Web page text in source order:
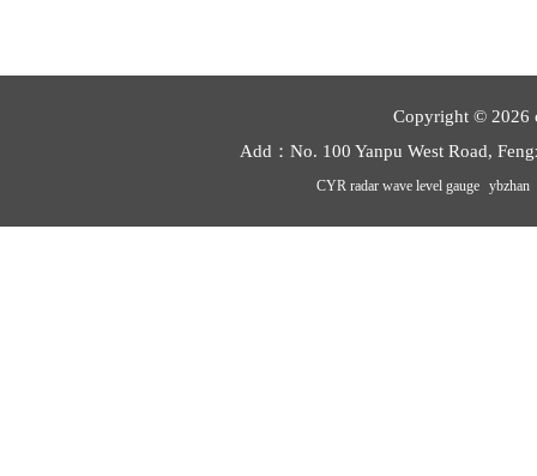
Copyright © 2026
Add：No. 100 Yanpu West Road,
CYR radar wave level gauge ybzhan